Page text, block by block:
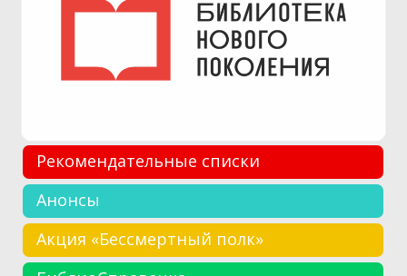
Рекомендательные списки
Анонсы
Акция «Бессмертный полк»